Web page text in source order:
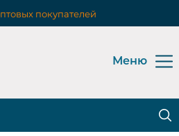
покупателей
Меню